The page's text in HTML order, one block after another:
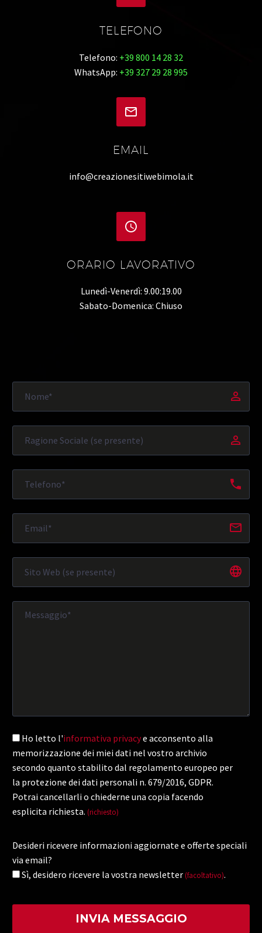
TELEFONO
Telefono: +39 800 14 28 32
WhatsApp: +39 327 29 28 995


EMAIL
info@creazionesitiwebimola.it


ORARIO LAVORATIVO
Lunedì-Venerdì: 9.00:19.00
Sabato-Domenica: Chiuso
Ho letto l'informativa privacye acconsento alla
memorizzazione dei miei dati nel vostro archivio
secondo quanto stabilito dal regolamento europeo per
la protezione dei dati personali n. 679/2016, GDPR.
Potrai cancellarli o chiederne una copia facendo
esplicita richiesta. (richiesto)
Desideri ricevere informazioni aggiornate e offerte speciali
via email?
Sì, desidero ricevere la vostra newsletter (facoltativo).